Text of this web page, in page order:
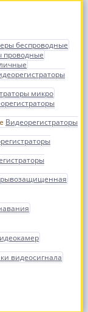
беспроводные
проводные
микро
Видеорегистраторы
видеосигнала